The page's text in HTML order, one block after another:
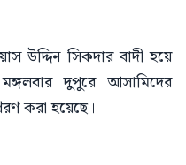
উদ্দিন সিকদার বাদী হয়ে
দুপুরে আসামিদের
করা হয়েছে।